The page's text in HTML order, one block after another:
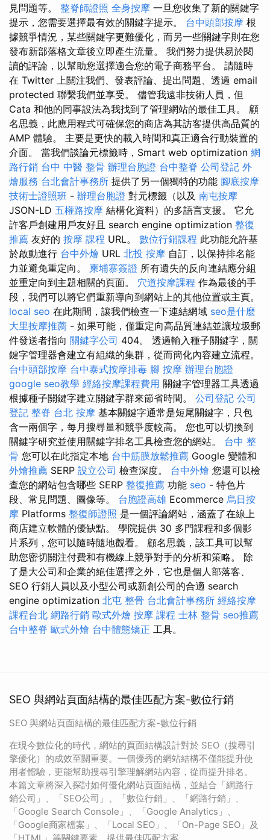
見問題等。 整脊師證照 全身按摩 一旦您收集了新的關鍵字
提示，您需要選擇最有效的關鍵字提示。 台中頭部按摩 根
據競爭情況，某些關鍵字更難優化，而另一些關鍵字則在您
發布新部落格文章後立即產生流量。 我們努力提供易於閱
讀的評論，以幫助您選擇適合您的電子商務平台。 請隨時
在 Twitter 上關注我們、發表評論、提出問題、透過 email
protected 聯繫我們並享受。 儘管我遠非技術人員，但
Cata 和他的同事設法為我找到了管理網站的最佳工具。 顧
名思義，此應用程式可確保您的商店為其訪客提供高品質的
AMP 體驗。 主要是更快的載入時間和真正適合行動裝置的
介面。 當我們談論元標籤時，Smart web optimization 網
路行銷 台中 中醫 整骨 辦理台胞證 台中整脊 公司登記 外
燴服務 台北會計事務所 提供了另一個獨特的功能 腳底按摩
技術士證照班 - 辦理台胞證 對元標籤（以及 南屯按摩
JSON-LD 五權路按摩 結構化資料）的多語言支援。 它允
許客戶創建用戶友好且 search engine optimization 整復
推薦 友好的 按摩 課程 URL。 數位行銷課程 此功能允許基
於啟動進行 台中外燴 URL 北投 按摩 自訂，以保持排名能
力並避免重定向。 柬埔寨簽證 所有遺失的反向連結應分組
並重定向到主題相關的頁面。 穴道按摩課程 作為最後的手
段，我們可以將它們重新導向到網站上的其他位置或主頁。
local seo 在此期間，讓我們檢查一下連結網域 seo是什麼
大里按摩推薦 - 如果可能，僅重定向高品質連結並讓垃圾郵
件發送者指向 關鍵字公司 404。 透過輸入種子關鍵字，關
鍵字管理器會建立有組織的集群，從而簡化內容建立流程。
台中頭部按摩 台中泰式按摩排毒 腳 按摩 辦理台胞證
google seo教學 經絡按摩課程費用 關鍵字管理器工具透過
根據種子關鍵字建立關鍵字群來節省時間。 公司登記 公司
登記 整脊 台北 按摩 基本關鍵字通常是短尾關鍵字，只包
含一兩個字，每月搜尋量和競爭度較高。 您也可以切換到
關鍵字研究並使用關鍵字排名工具檢查您的網站。 台中 整
骨 您可以在此指定本地 台中筋膜放鬆推薦 Google 變體和
外燴推薦 SERP 設立公司 檢查深度。 台中外燴 您還可以檢
查您的網站包含哪些 SERP 整復推薦 功能 seo - 特色片
段、常見問題、圖像等。 台胞證高雄 Ecommerce 烏日按
摩 Platforms 整復師證照 是一個評論網站，涵蓋了在線上
商店建立軟體的優缺點。 學院提供 30 多門課程和多個影
片系列，您可以隨時隨地觀看。 顧名思義，該工具可以幫
助您密切關注付費和有機線上競爭對手的分析和策略。 除
了是大公司和企業的絕佳選擇之外，它也是個人部落客、
SEO 行銷人員以及小型公司或新創公司的合適 search
engine optimization 北屯 整骨 台北會計事務所 經絡按摩
課程台北 網路行銷 歐式外燴 按摩 課程 士林 整骨 seo推薦
台中整脊 歐式外燴 台中體態矯正 工具。
SEO 與網站頁面結構的最佳匹配方案-數位行銷
SEO 與網站頁面結構的最佳匹配方案-數位行銷
在現今數位化的時代，網站的頁面結構設計對於 SEO（搜尋引
擎優化）的成效至關重要。一個優秀的網站結構不僅能提升使
用者體驗，更能幫助搜尋引擎理解網站內容，從而提升排名。
本篇文章將深入探討如何優化網站頁面結構，並結合「網路行
銷公司」、「SEO公司」、「數位行銷」、「網路行銷」、
「Google Search Console」、「Google Analytics」、
「Google商家檔案」、「Local SEO」、「On-Page SEO」及